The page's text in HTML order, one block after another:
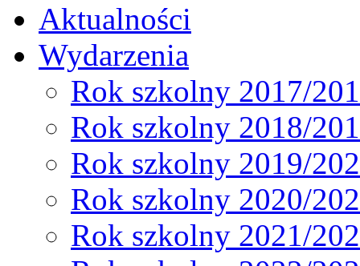
Aktualności
Wydarzenia
Rok szkolny 2017/
Rok szkolny 2018/
Rok szkolny 2019/
Rok szkolny 2020/
Rok szkolny 2021/